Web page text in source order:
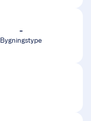
-
Bygningstype